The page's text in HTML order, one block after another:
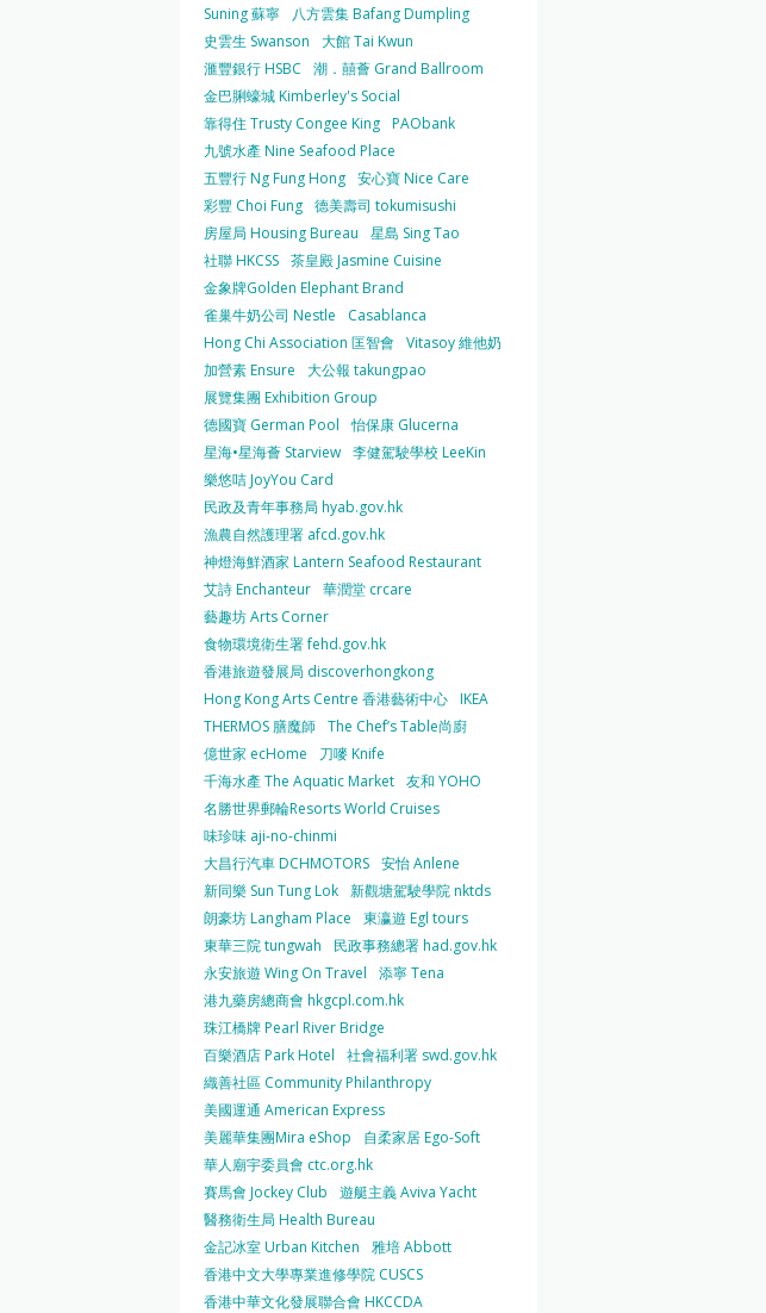
Suning 蘇寧
八方雲集 Bafang Dumpling
史雲生 Swanson
大館 Tai Kwun
滙豐銀行 HSBC
潮．囍薈 Grand Ballroom
金巴脷蠔城 Kimberley's Social
靠得住 Trusty Congee King PAObank
九號水產 Nine Seafood Place
五豐行 Ng Fung Hong 安心寶 Nice Care
彩豐 Choi Fung 德美壽司 tokumisushi
房屋局 Housing Bureau
星島 Sing Tao
社聯 HKCSS 茶皇殿 Jasmine Cuisine
金象牌Golden Elephant Brand
雀巢牛奶公司 Nestle
Casablanca
Hong Chi Association 匡智會
Vitasoy 維他奶
加營素 Ensure
大公報 takungpao
展覽集團 Exhibition Group
德國寶 German Pool
怡保康 Glucerna
星海•星海薈 Starview 李健駕駛學校 LeeKin
樂悠咭 JoyYou Card
民政及青年事務局 hyab.gov.hk
漁農自然護理署 afcd.gov.hk
神燈海鮮酒家 Lantern Seafood Restaurant
艾詩 Enchanteur 華潤堂 crcare
藝趣坊 Arts Corner
食物環境衛生署 fehd.gov.hk
香港旅遊發展局 discoverhongkong
Hong Kong Arts Centre 香港藝術中心 IKEA
THERMOS 膳魔師 The Chef’s Table尚廚
億世家 ecHome
刀嘜 Knife
千海水產 The Aquatic Market 友和 YOHO
名勝世界郵輪Resorts World Cruises
味珍味 aji-no-chinmi
大昌行汽車 DCHMOTORS 安怡 Anlene
新同樂 Sun Tung Lok 新觀塘駕駛學院 nktds
朗豪坊 Langham Place
東瀛遊 Egl tours
東華三院 tungwah
民政事務總署 had.gov.hk
永安旅遊 Wing On Travel
添寧 Tena
港九藥房總商會 hkgcpl.com.hk
珠江橋牌 Pearl River Bridge
百樂酒店 Park Hotel
社會福利署 swd.gov.hk
織善社區 Community Philanthropy
美國運通 American Express
美麗華集團Mira eShop
自柔家居 Ego-Soft
華人廟宇委員會 ctc.org.hk
賽馬會 Jockey Club
遊艇主義 Aviva Yacht
醫務衛生局 Health Bureau
金記冰室 Urban Kitchen
雅培 Abbott
香港中文大學專業進修學院 CUSCS
香港中華文化發展聯合會 HKCCDA